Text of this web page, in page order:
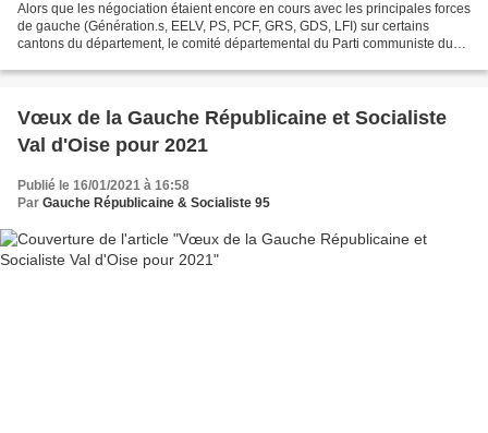
Alors que les négociation étaient encore en cours avec les principales forces
de gauche (Génération.s, EELV, PS, PCF, GRS, GDS, LFI) sur certains
cantons du département, le comité départemental du Parti communiste du
Vœux de la Gauche Républicaine et Socialiste
Val d'Oise pour 2021
Publié le 16/01/2021 à 16:58
Par Gauche Républicaine & Socialiste 95